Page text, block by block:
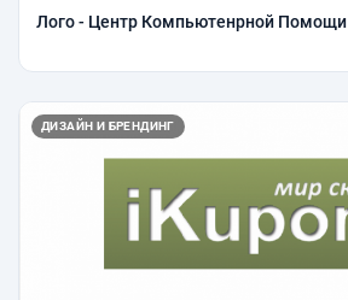
Лого - Центр Компьютенрной Помощи
ДИЗАЙН И БРЕНДИНГ